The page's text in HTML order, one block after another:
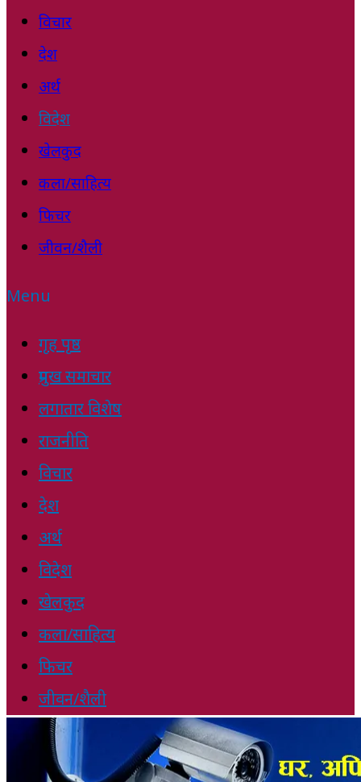
विचार
देश
अर्थ
विदेश
खेलकुद
कला/साहित्य
फिचर
जीवन/शैली
Menu
गृह पृष्ठ
प्रमुख समाचार
लगातार विशेष
राजनीति
विचार
देश
अर्थ
विदेश
खेलकुद
कला/साहित्य
फिचर
जीवन/शैली